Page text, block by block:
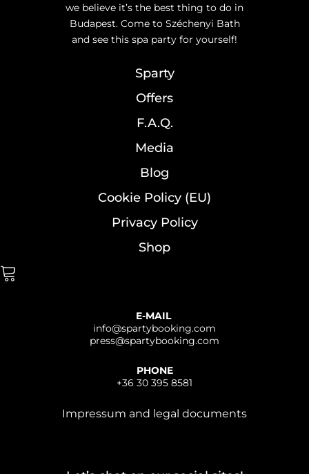
we believe it’s the best thing to do in
Budapest. Come to Széchenyi Bath
and see this spa party for yourself!
Sparty
Offers
F.A.Q.
Media
Blog
Cookie Policy (EU)
Privacy Policy
Shop
E-MAIL
info@spartybooking.com
press@spartybooking.com
PHONE
+36 30 395 8581
Impressum and legal documents